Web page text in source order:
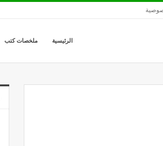
الرئيسية ملخصات كتب